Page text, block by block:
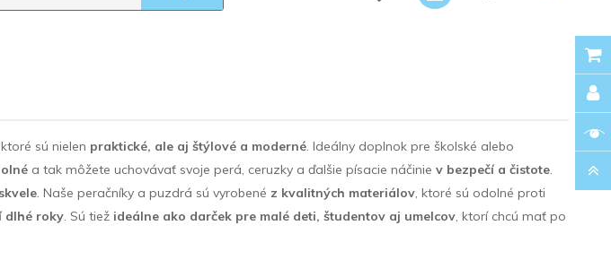
sú nielen praktické, ale aj štýlové a moderné. Ideálny doplnok pre školské alebo
a tak môžete uchovávať svoje perá, ceruzky a ďalšie písacie náčinie v bezpečí a čistote.
. Naše peračníky a puzdrá sú vyrobené z kvalitných materiálov, ktoré sú odolné proti
dlhé roky. Sú tiež ideálne ako darček pre malé deti, študentov aj umelcov, ktorí chcú mať po